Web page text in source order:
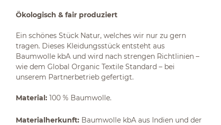
Ökologisch & fair produziert
Ein schönes Stück Natur, welches wir nur zu gern
tragen. Dieses Kleidungsstück entsteht aus
Baumwolle kbA und wird nach strengen Richtlinien –
wie dem Global Organic Textile Standard – bei
unserem Partnerbetrieb gefertigt.
Material: 100 % Baumwolle.
Materialherkunft: Baumwolle kbA aus Indien und der